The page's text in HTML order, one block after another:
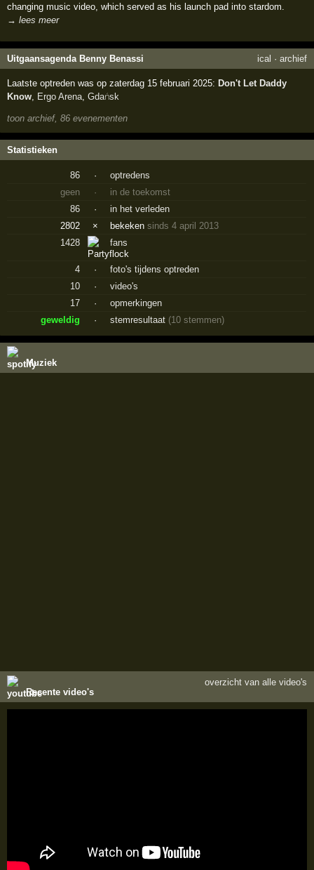
changing music video, which served as his launch pad into stardom.
→ lees meer
Uitgaansagenda Benny Benassi ical · archief
Laatste optreden was op zaterdag 15 februari 2025:Don't Let Daddy
Know Ergo Arena ,Gdańsk
toon archief, 86 evenementen
Statistieken
86 ·
optredens
geen
·
in de toekomst
86
·
in het verleden
2802
× bekekensinds 4 april 2013
1428
fans
4 ·
foto's tijdens optreden
10
·
video's
17
·
opmerkingen
geweldig
· stemresultaat (10 stemmen)
Muziek
Recente video's
overzicht van alle video's